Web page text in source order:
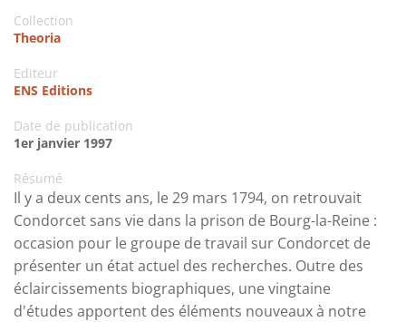
Collection
Theoria
Editeur
ENS Editions
Date de publication
1er janvier 1997
Résumé
Il y a deux cents ans, le 29 mars 1794, on retrouvait
Condorcet sans vie dans la prison de Bourg-la-Reine :
occasion pour le groupe de travail sur Condorcet de
présenter un état actuel des recherches. Outre des
éclaircissements biographiques, une vingtaine
d'études apportent des éléments nouveaux à notre